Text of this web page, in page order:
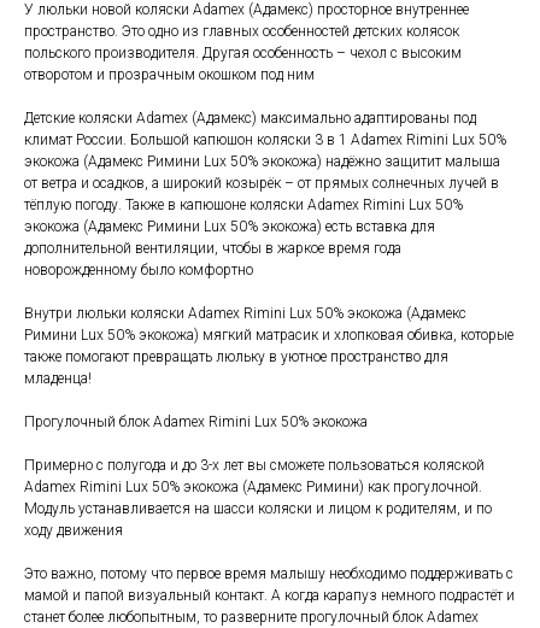
У люльки новой коляски Adamex (Адамекс) просторное внутреннее
пространство. Это одно из главных особенностей детских колясок
польского производителя. Другая особенность – чехол с высоким
отворотом и прозрачным окошком под ним
Детские коляски Adamex (Адамекс) максимально адаптированы под
климат России. Большой капюшон коляски 3 в 1 Adamex Rimini Lux 50%
экокожа (Адамекс Римини Lux 50% экокожа) надёжно защитит малыша
от ветра и осадков, а широкий козырёк – от прямых солнечных лучей в
тёплую погоду. Также в капюшоне коляски Adamex Rimini Lux 50%
экокожа (Адамекс Римини Lux 50% экокожа) есть вставка для
дополнительной вентиляции, чтобы в жаркое время года
новорожденному было комфортно
Внутри люльки коляски Adamex Rimini Lux 50% экокожа (Адамекс
Римини Lux 50% экокожа) мягкий матрасик и хлопковая обивка, которые
также помогают превращать люльку в уютное пространство для
младенца!
Прогулочный блок Adamex Rimini Lux 50% экокожа
Примерно с полугода и до 3-х лет вы сможете пользоваться коляской
Adamex Rimini Lux 50% экокожа (Адамекс Римини) как прогулочной.
Модуль устанавливается на шасси коляски и лицом к родителям, и по
ходу движения
Это важно, потому что первое время малышу необходимо поддерживать с
мамой и папой визуальный контакт. А когда карапуз немного подрастёт и
станет более любопытным, то разверните прогулочный блок Adamex